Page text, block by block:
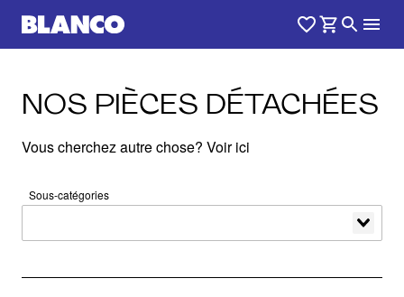
NOS PIÈCES DÉTACHÉES
Vous cherchez autre chose? Voir ici
Sous-catégories